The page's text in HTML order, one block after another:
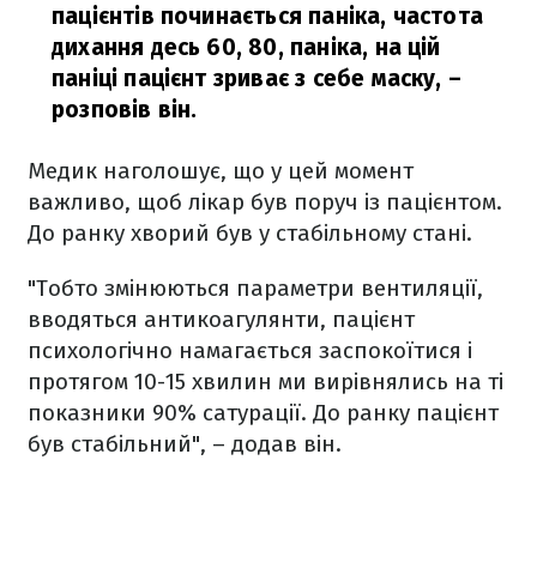
пацієнтів починається паніка, частота
дихання десь 60, 80, паніка, на цій
паніці пацієнт зриває з себе маску, –
розповів він.
Медик наголошує, що у цей момент
важливо, щоб лікар був поруч із пацієнтом.
До ранку хворий був у стабільному стані.
"Тобто змінюються параметри вентиляції,
вводяться антикоагулянти, пацієнт
психологічно намагається заспокоїтися і
протягом 10-15 хвилин ми вирівнялись на ті
показники 90% сатурації. До ранку пацієнт
був стабільний", – додав він.